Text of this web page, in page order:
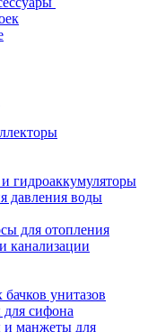
гидроаккумуляторы
давления воды
для отопления
канализации
унитазов
сифона
и манжеты для